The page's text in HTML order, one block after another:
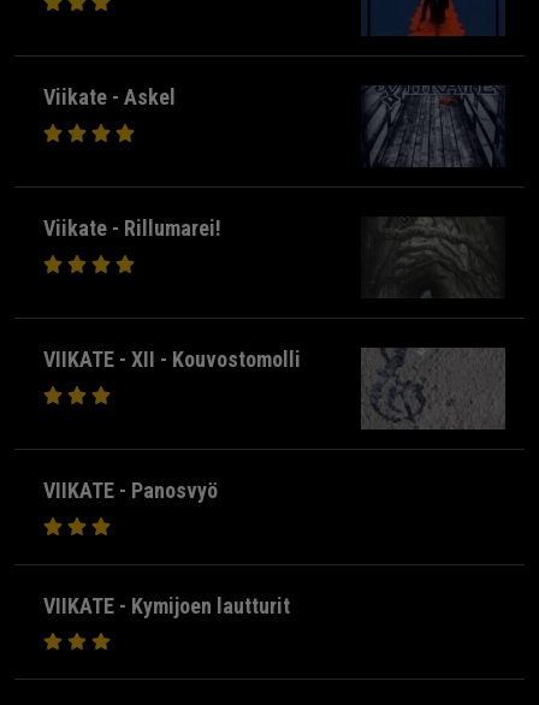
Viikate - Askel
Viikate - Rillumarei!
VIIKATE - XII - Kouvostomolli
VIIKATE - Panosvyö
VIIKATE - Kymijoen lautturit